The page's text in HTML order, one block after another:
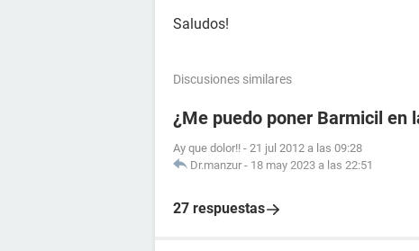
Saludos!
Discusiones similares
¿Me puedo poner Barmicil en
Ay que dolor!! - 21 jul 2012 a las 09:28
Dr.manzur - 18 may 2023 a las 22:51
27 respuestas